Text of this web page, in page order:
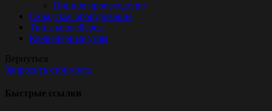
Винное производство
Складское оборудование
Типы конвейеров
Конвейерные узлы
Вернуться
Запросить стоимость
Быстрые ссылки